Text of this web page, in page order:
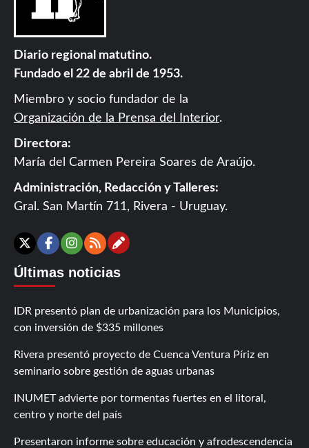
Diario regional matutino.
Fundado el 22 de abril de 1953.
Miembro y socio fundador de la
Organización de la Prensa del Interior.
Directora:
María del Carmen Pereira Soares de Araújo.
Administración, Redacción y Talleres:
Gral. San Martín 711, Rivera - Uruguay.
X Facebook
Instagram
RSSContáctanos
Últimas noticias
IDR presentó plan de urbanización para los Municipios,
con inversión de $335 millones
Rivera presentó proyecto de Cuenca Ventura Píriz en
seminario sobre gestión de aguas urbanas
INUMET advierte por tormentas fuertes en el litoral,
centro y norte del país
Presentaron informe sobre educación y afrodescendencia